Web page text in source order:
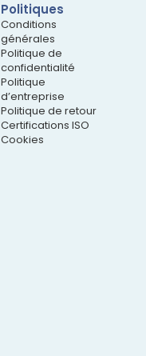
Politiques
Conditions
générales
Politique de
confidentialité
Politique
d’entreprise
Politique de retour
Certifications ISO
Cookies